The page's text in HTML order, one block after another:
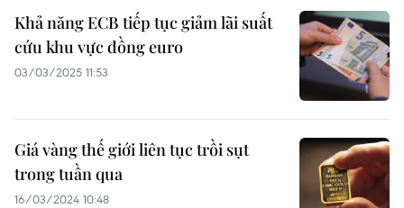
Khả năng ECB tiếp tục giảm lãi suất
cứu khu vực đồng euro
03/03/2025 11:53
Giá vàng thế giới liên tục trồi sụt
trong tuần qua
16/03/2024 10:48